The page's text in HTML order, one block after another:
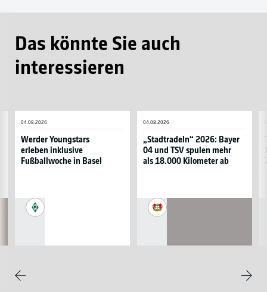
Das könnte Sie auch
interessieren
Werder Youngstars
erleben inklusive
Fußballwoche in Basel
04.08.2026
SV
Werder
erleben
inklusive
Fußballwoche
„Stadtradeln“ 2026: Bayer
04 und TSV spulen mehr
als 18.000 Kilometer ab
04.08.2026
Bayer
04
Bayer
04
und
mehr
als